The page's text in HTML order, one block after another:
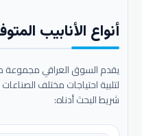
أنواع الأنابيب
يقدم السوق العراقي مجموعة
لتلبية احتياجات مختلف
شريط البحث أدناه: